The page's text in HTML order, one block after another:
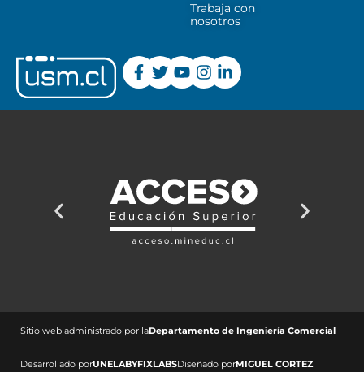
Trabaja con
nosotros
Sitio web administrado por laDepartamento de Ingeniería Comercial ​
Desarrollado porUNELABYFIXLABSDiseñado porMIGUEL CORTEZ